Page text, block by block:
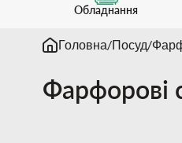
Обладнання
Головна Посуд
Фарфорові